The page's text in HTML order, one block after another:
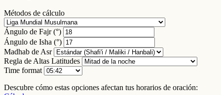
Métodos de cálculo
Ángulo de Fajr (°)
Ángulo de Isha (°)
Madhab de Asr
Regla de Altas Latitudes
Time format
Descubre cómo estas opciones afectan tus horarios de oración: